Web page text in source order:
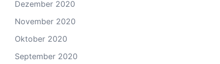
Dezember 2020
November 2020
Oktober 2020
September 2020